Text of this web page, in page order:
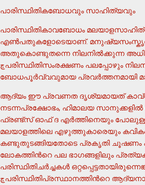
പാരിസ്ഥിതികബോധവും സാഹിത്യവും
പാരിസ്ഥിതികാവബോധം
എണ്‍പതുകളോടെയാണ്.
അതുകൊണ്ടുതന്നെ നിലനില്‍ക്കുന്ന
ڇപരിസ്ഥിതിസംരക്ഷണം പലപ്പോഴും നിലനില്‍ക്കുന്ന അധികാരത്തിന് എതിരേയുള്ള സംഘടിതവും
ബോധപൂര്‍വ്വവുമായ പ്രവര്‍ത്തനമായി
ആദ്യം ഈ പ്രവണത ദൃശ്യമായത്
നടന്നപ്രക്ഷോഭം, ഹിമാലയ സാനുക്കളില്‍
ഫ്രണ്ട്സ് ഓഫ് ദ എര്‍ത്തിനെയും പോലുള്ള
മലയാളത്തിലെ എഴുത്തുകാരെയും
കണ്ടുതുടങ്ങിയതോടെ പ്രകൃതി ചൂഷണം
ലോകത്തിന്‍റെ പല ഭാഗങ്ങളിലും
പരിസ്ഥിതിചര്‍ച്ചകള്‍
ڇപരിസ്ഥിതിപ്രസ്ഥാനത്തിന്‍റെ ആദ്യനാളുകളില്‍ ചുറ്റും നടക്കുന്ന പ്രകൃതിനിരാസത്തിന്‍റെയും